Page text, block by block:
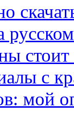
с
мой